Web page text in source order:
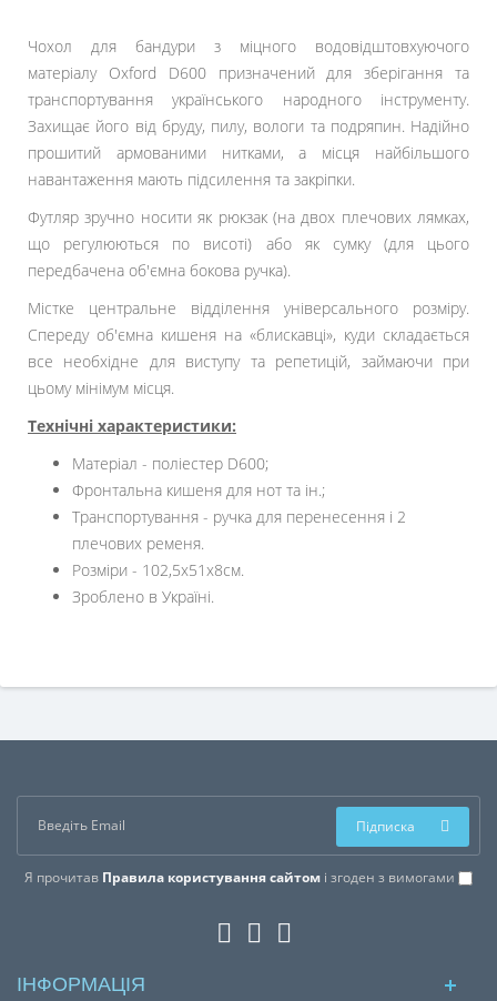
Чохол для бандури з міцного водовідштовхуючого
матеріалу Oxford D600 призначений для зберігання та
транспортування українського народного інструменту.
Захищає його від бруду, пилу, вологи та подряпин. Надійно
прошитий армованими нитками, а місця найбільшого
навантаження мають підсилення та закріпки.
Футляр зручно носити як рюкзак (на двох плечових лямках,
що регулюються по висоті) або як сумку
(для цього
передбачена об'ємна бокова ручка).
Містке центральне відділення універсального розміру.
Спереду об'ємна кишеня на «блискавці», куди складається
все необхідне для виступу та репетицій, займаючи при
цьому мінімум місця.
Технічні характеристики:
Матеріал - поліестер D600;
Фронтальна кишеня для нот та ін.;
Транспортування - ручка для перенесення і 2
плечових ременя.
Розміри - 102,5x51x8см.
Зроблено в Україні.
Я прочитав Правила користування сайтом і згоден з вимогами
Підписка
ІНФОРМАЦІЯ